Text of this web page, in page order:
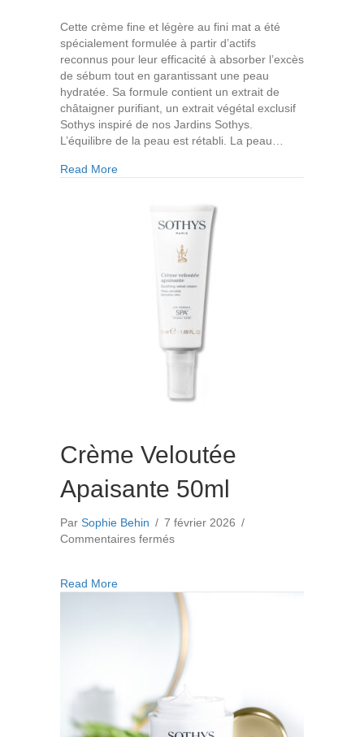
Purifiante
Cette crème fine et légère au fini mat a été
spécialement formulée à partir d’actifs
reconnus pour leur efficacité à absorber l’excès
de sébum tout en garantissant une peau
hydratée. Sa formule contient un extrait de
châtaigner purifiant, un extrait végétal exclusif
Sothys inspiré de nos Jardins Sothys.
L’équilibre de la peau est rétabli. La peau…
Read Moreabout Crème Purifiante
Crème Veloutée
Apaisante 50ml
Par Sophie Behin / 7 février 2026 /
Commentaires ferméssur
50ml
Read Moreabout Crème Veloutée Apaisante 50ml